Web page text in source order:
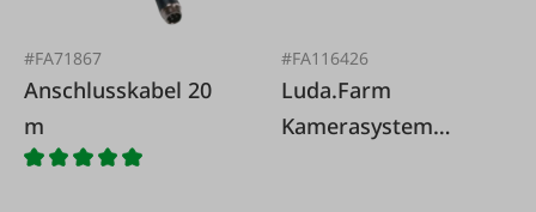
#FA71867
Anschlusskabel 20
m
#FA116426
Luda.Farm
Kamerasystem